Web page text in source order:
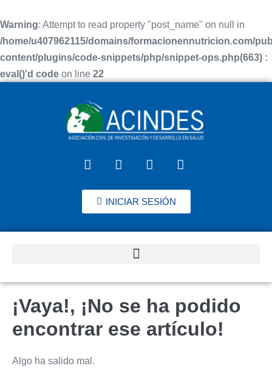
Warning: Attempt to read property "post_name" on null in
/home/u407962115/domains/formacionennutricion.com/
content/plugins/code-snippets/php/snippet-ops.php(663) :
eval()'d code on line 22
INICIAR SESIÓN
¡Vaya!, ¡No se ha podido
encontrar ese artículo!
Algo ha salido mal.